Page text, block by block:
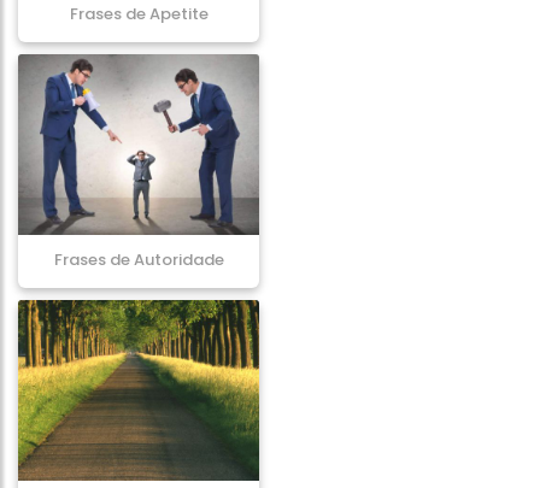
Frases de Apetite
Frases de Autoridade